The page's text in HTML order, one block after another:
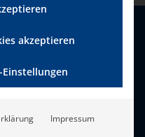
akzeptieren
Impressum